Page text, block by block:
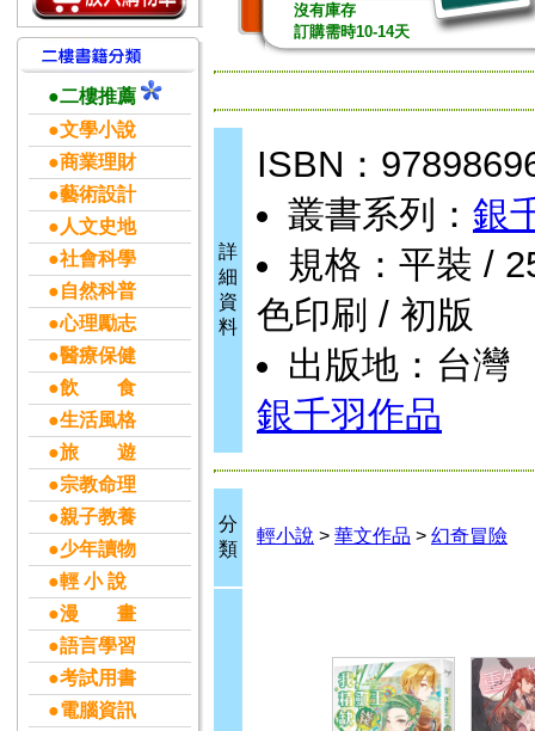
●二樓推薦
●文學小說
●商業理財
●藝術設計
●人文史地
●社會科學
●自然科普
●心理勵志
●醫療保健
●飲 食
●生活風格
●旅 遊
●宗教命理
●親子教養
●少年讀物
●輕 小 說
●漫 畫
●語言學習
●考試用書
●電腦資訊
沒有庫存
訂購需時10-14天
詳
細
資
料
ISBN：
叢書系列： 銀
規格：平裝 /
色印刷 / 初版
出版地：台灣
銀千羽作品
分
類
輕小說 > 華文作品 > 幻奇冒險